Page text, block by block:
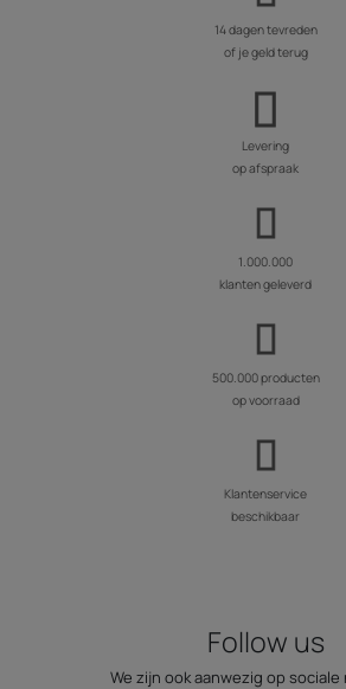
14 dagen tevreden
of je geld terug
Levering
op afspraak
1.000.000
klanten geleverd
500.000 producten
op voorraad
Klantenservice
beschikbaar
Follow us
We zijn ook aanwezig op